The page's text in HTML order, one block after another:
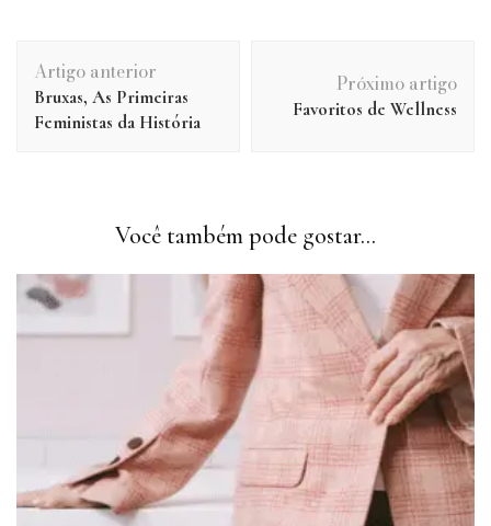
de
post
Artigo anterior
Bruxas, As Primeiras
Feministas da História
Próximo artigo
Favoritos de Wellness
Você também pode gostar...